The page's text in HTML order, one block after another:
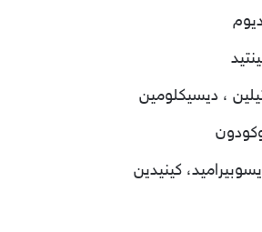
، ديسيكلومين
كينيدين